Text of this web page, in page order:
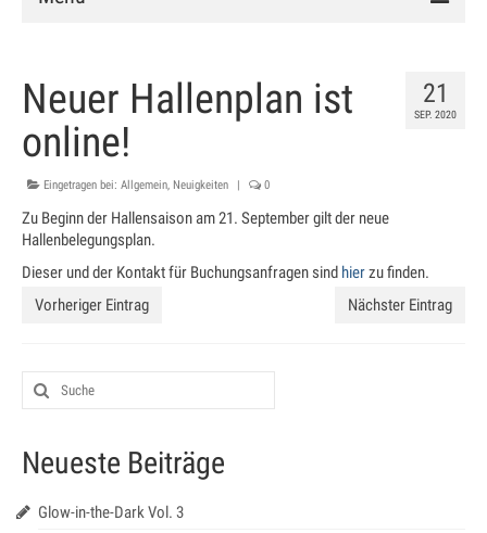
Vorstand
Chronik
Mitglied werden
Satzung
Anlage
Clubhaus
Hallenbuchung
Training
Schnuppertraining
Jugendtraining
21
SEP. 2020
Neuer Hallenplan ist
online!
Eingetragen bei: Allgemein, Neuigkeiten | 0
Zu Beginn der Hallensaison am 21. September gilt der neue
Hallenbelegungsplan.
Dieser und der Kontakt für Buchungsanfragen sind hierzu finden.
Vorheriger Eintrag
Nächster Eintrag
Neueste Beiträge
Glow-in-the-Dark Vol. 3